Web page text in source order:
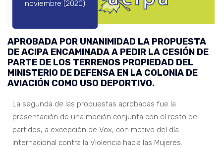
noviembre (2020)
APROBADA POR UNANIMIDAD LA PROPUESTA
DE ACIPA ENCAMINADA A PEDIR LA CESIÓN DE
PARTE DE LOS TERRENOS PROPIEDAD DEL
MINISTERIO DE DEFENSA EN LA COLONIA DE
AVIACIÓN COMO USO DEPORTIVO.
La segunda de las propuestas aprobadas fue la
presentación de una moción conjunta con el resto de
partidos, a excepción de Vox, con motivo del día
Internacional contra la Violencia hacia las Mujeres.